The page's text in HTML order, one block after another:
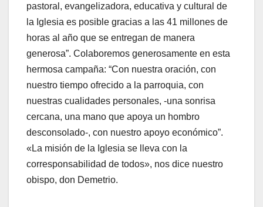
pastoral, evangelizadora, educativa y cultural de
la Iglesia es posible gracias a las 41 millones de
horas al año que se entregan de manera
generosa”. Colaboremos generosamente en esta
hermosa campaña: “Con nuestra oración, con
nuestro tiempo ofrecido a la parroquia, con
nuestras cualidades personales, -una sonrisa
cercana, una mano que apoya un hombro
desconsolado-, con nuestro apoyo económico”.
«La misión de la Iglesia se lleva con la
corresponsabilidad de todos», nos dice nuestro
obispo, don Demetrio.